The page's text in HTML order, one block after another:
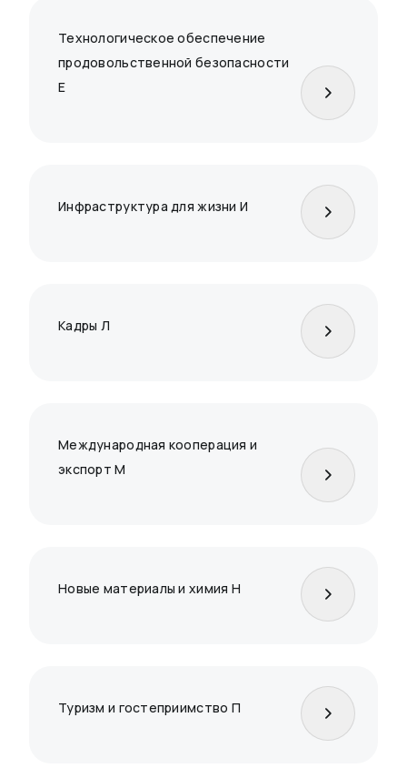
Технологическое обеспечение
продовольственной безопасности
Е
Инфраструктура для жизни И
Кадры Л
Международная кооперация и
экспорт М
Новые материалы и химия Н
Туризм и гостеприимство П